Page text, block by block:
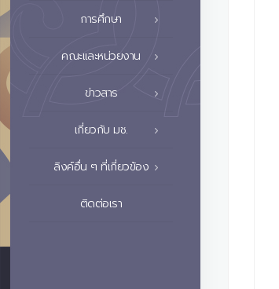
การศึกษา
คณะและหน่วยงาน
ข่าวสาร
เกี่ยวกับ มช.
ลิงค์อื่น ๆ ที่เกี่ยวข้อง
ติดต่อเรา